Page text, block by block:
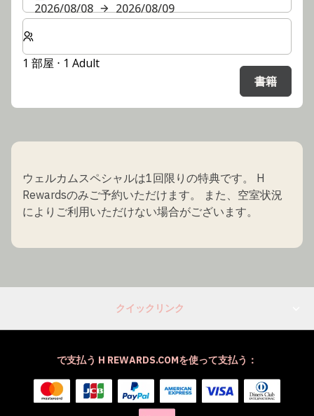
2026/08/08
2026/08/09
客室数と宿泊人数をお選びください。
1 部屋 ⋅ 1 Adult
書籍
ウェルカムスペシャルは1回限りの特典です。 H
Rewardsのみご予約いただけます。 また、空室状況
によりご利用いただけない場合がございます。
クイックリンク
で支払う H REWARDS.COMを使って支払う：